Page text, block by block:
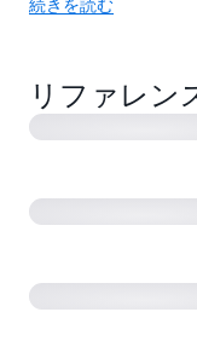
続きを読む
リファレン
Innovaccer: ヘル
JD Power: AWS